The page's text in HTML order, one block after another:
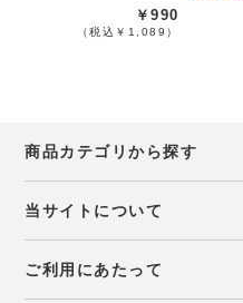
￥990
（税込￥1,089）
商品カテゴリから探す
当サイトについて
ご利用にあたって